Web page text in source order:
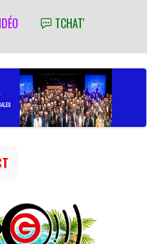
TCHAT'